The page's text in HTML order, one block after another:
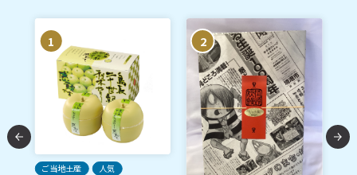
1
ご当地土産 人気
2
人